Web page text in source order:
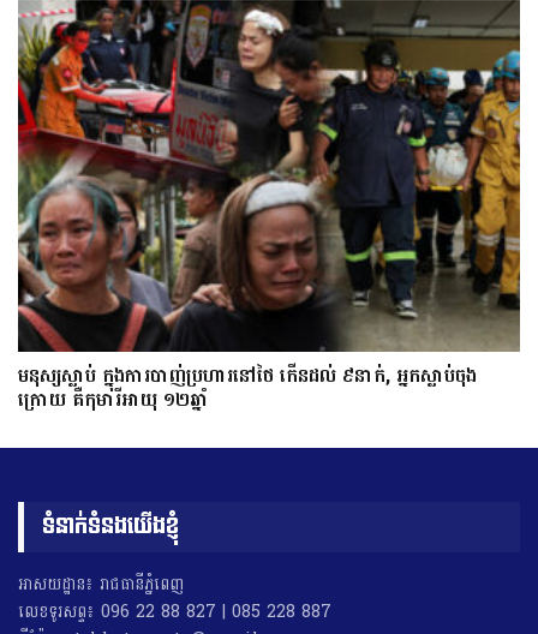
មនុស្សស្លាប់ ក្នុងការបាញ់ប្រហារនៅថៃ កើនដល់ ៩នាក់, អ្នកស្លាប់ចុង
ក្រោយ គឺកុមារីអាយុ ១២ឆ្នាំ
ទំនាក់ទំនងយើងខ្ញុំ
អាសយដ្ឋាន៖ រាជធានីភ្នំពេញ
លេខទូរសព្ទ៖ 096 22 88 827 | 085 228 887